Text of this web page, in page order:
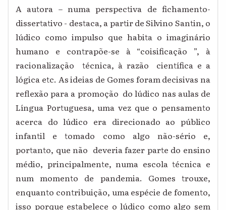
A autora – numa perspectiva de fichamento-
dissertativo - destaca, a partir de Silvino Santin, o
lúdico como impulso que habita o imaginário
humano e contrapõe-se à “coisificação ”, à
racionalização técnica, à razão científica e a
lógica etc. As ideias de Gomes foram decisivas na
reflexão para a promoção do lúdico nas aulas de
Língua Portuguesa, uma vez que o pensamento
acerca do lúdico era direcionado ao público
infantil e tomado como algo não-sério e,
portanto, que não deveria fazer parte do ensino
médio, principalmente, numa escola técnica e
num momento de pandemia. Gomes trouxe,
enquanto contribuição, uma espécie de fomento,
isso porque estabelece o lúdico como algo sem